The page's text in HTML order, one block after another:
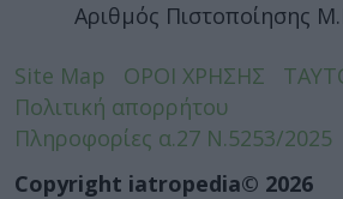
Αριθμός Πιστοποίησης
Site Map ΟΡΟΙ ΧΡΗΣΗΣ
Πολιτική απορρήτου
Πληροφορίες α.27 Ν.5253/2025
Copyright iatropedia© 2026